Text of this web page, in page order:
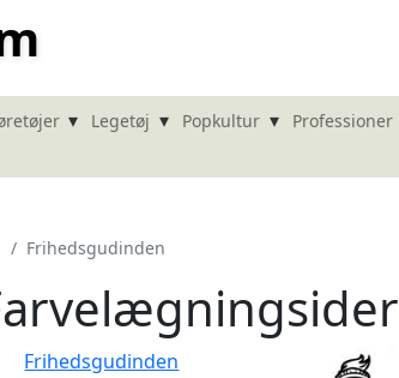
▾ Legetøj ▾ Popkultur ▾ Professioner
Frihedsgudinden